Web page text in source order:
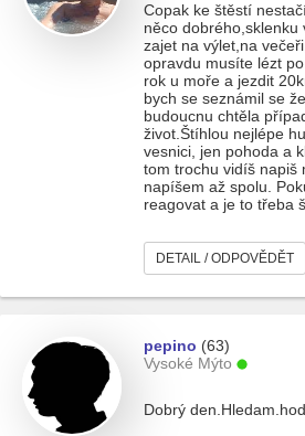
Copak ke štěstí
něco dobrého,sklenku
zajet na výlet,na
opravdu musíte lézt
rok u moře a jezdit
bych se seznámil se
budoucnu chtěla
život.Štíhlou nejlépe
vesnici, jen pohoda a
tom trochu vidíš napiš
napíšem až spolu.
reagovat a je to třeba
DETAIL / ODPOVĚDĚT
pepino (63)
Vysoké Mýto
Dobrý